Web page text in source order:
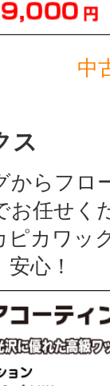
中
ス
からフロ
お任せく
ピカワッ
心！